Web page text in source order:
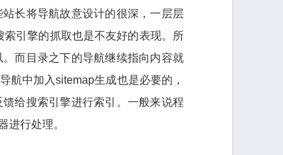
长将导航故意设计的很深，一层层
引擎的抓取也是不友好的表现。所
而目录之下的导航继续指向内容就
航中加入sitemap生成也是必要的，
给搜索引擎进行索引。一般来说程
进行处理。